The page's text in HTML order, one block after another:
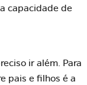
capacidade de
ir além. Para
pais e filhos é a